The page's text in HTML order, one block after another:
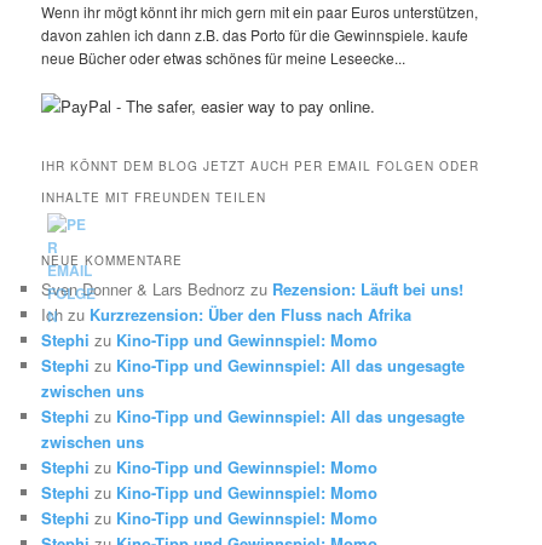
Wenn ihr mögt könnt ihr mich gern mit ein paar Euros unterstützen,
davon zahlen ich dann z.B. das Porto für die Gewinnspiele. kaufe
neue Bücher oder etwas schönes für meine Leseecke...
IHR KÖNNT DEM BLOG JETZT AUCH PER EMAIL FOLGEN ODER
INHALTE MIT FREUNDEN TEILEN
NEUE KOMMENTARE
Sven Donner & Lars Bednorz zu Rezension: Läuft bei uns!
Ich zu Kurzrezension: Über den Fluss nach Afrika
Stephi zu Kino-Tipp und Gewinnspiel: Momo
Stephi zu Kino-Tipp und Gewinnspiel: All das ungesagte
zwischen uns
Stephi zu Kino-Tipp und Gewinnspiel: All das ungesagte
zwischen uns
Stephi zu Kino-Tipp und Gewinnspiel: Momo
Stephi zu Kino-Tipp und Gewinnspiel: Momo
Stephi zu Kino-Tipp und Gewinnspiel: Momo